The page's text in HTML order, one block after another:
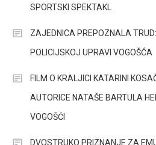
SPORTSKI SPEKTAKL
ZAJEDNICA PREPOZNALA
POLICIJSKOJ UPRAVI VOGOŠĆA
FILM O KRALJICI KATARINI
AUTORICE NATAŠE BARTULA
VOGOŠĆI
DVOSTRUKO PRIZNANJE ZA